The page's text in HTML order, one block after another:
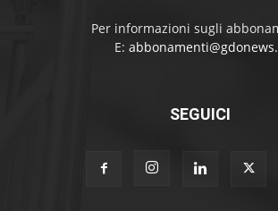
Per informazioni sugli
E:
SEGUICI